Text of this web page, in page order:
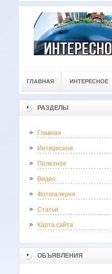
ГЛАВНАЯ ИНТЕРЕСНОЕ
РАЗДЕЛЫ
Главная
Интересное
Полезное
Видео
Фотогалерея
Статьи
Карта сайта
ОБЪЯВЛЕНИЯ